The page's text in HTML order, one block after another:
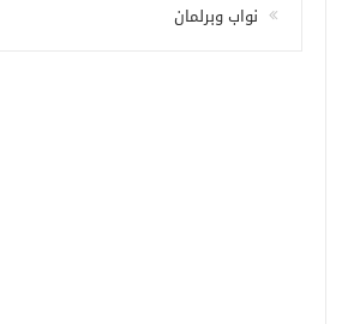
نواب وبرلمان